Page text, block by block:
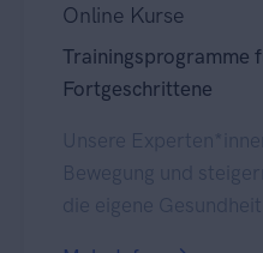
Online Kurse
Trainingsprogramme
Fortgeschrittene
Unsere
Bewegung und
die eigene Gesundheit.